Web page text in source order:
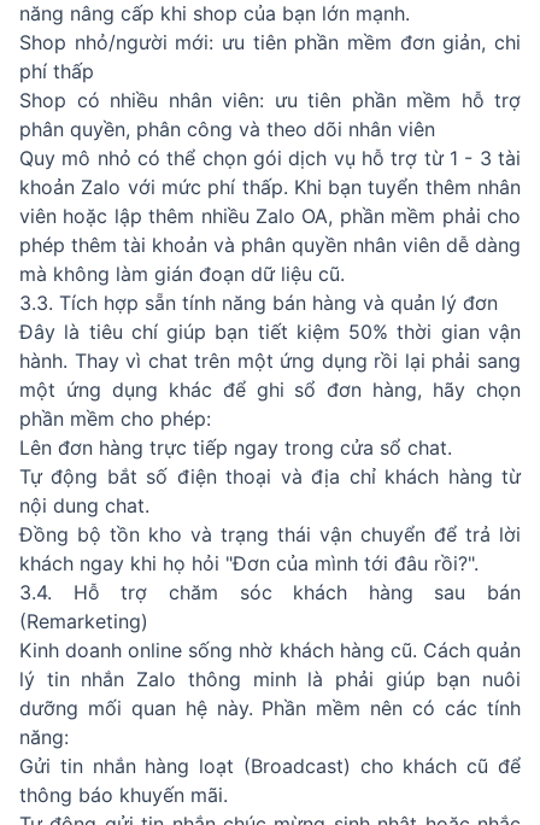
năng nâng cấp khi shop của bạn lớn mạnh.
Shop nhỏ/người mới: ưu tiên phần mềm đơn giản, chi
phí thấp
Shop có nhiều nhân viên: ưu tiên phần mềm hỗ trợ
phân quyền, phân công và theo dõi nhân viên
Quy mô nhỏ có thể chọn gói dịch vụ hỗ trợ từ 1 - 3 tài
khoản Zalo với mức phí thấp. Khi bạn tuyển thêm nhân
viên hoặc lập thêm nhiều Zalo OA, phần mềm phải cho
phép thêm tài khoản và phân quyền nhân viên dễ dàng
mà không làm gián đoạn dữ liệu cũ.
3.3. Tích hợp sẵn tính năng bán hàng và quản lý đơn
Đây là tiêu chí giúp bạn tiết kiệm 50% thời gian vận
hành. Thay vì chat trên một ứng dụng rồi lại phải sang
một ứng dụng khác để ghi sổ đơn hàng, hãy chọn
phần mềm cho phép:
Lên đơn hàng trực tiếp ngay trong cửa sổ chat.
Tự động bắt số điện thoại và địa chỉ khách hàng từ
nội dung chat.
Đồng bộ tồn kho và trạng thái vận chuyển để trả lời
khách ngay khi họ hỏi "Đơn của mình tới đâu rồi?".
3.4. Hỗ trợ chăm sóc khách hàng sau bán
(Remarketing)
Kinh doanh online sống nhờ khách hàng cũ. Cách quản
lý tin nhắn Zalo thông minh là phải giúp bạn nuôi
dưỡng mối quan hệ này. Phần mềm nên có các tính
năng:
Gửi tin nhắn hàng loạt (Broadcast) cho khách cũ để
thông báo khuyến mãi.